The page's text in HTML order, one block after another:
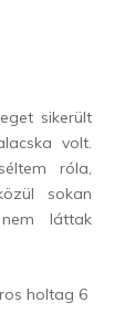
sikerült
volt.
róla,
sokan
láttak